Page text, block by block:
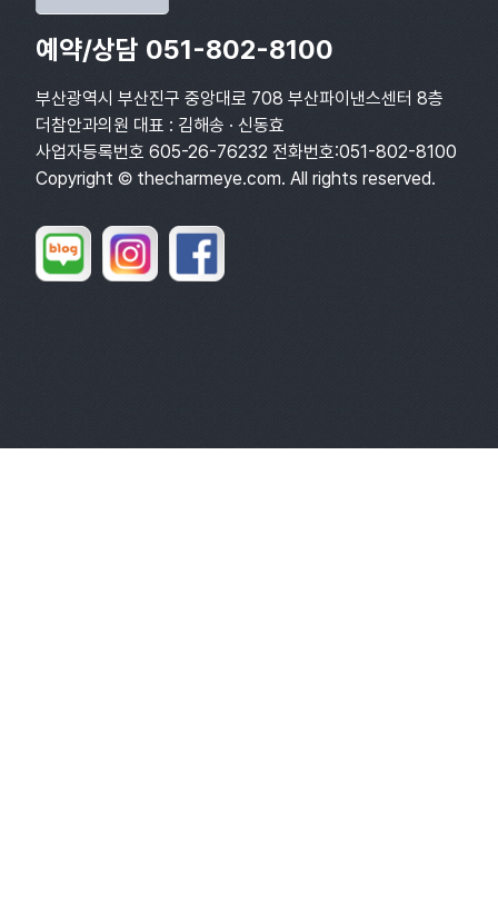
예약/상담 051-802-8100
부산광역시 부산진구 중앙대로 708 부산파이낸스센터 8층
더참안과의원 대표 : 김해송 · 신동효
사업자등록번호 605-26-76232 전화번호:051-802-8100
Copyright © thecharmeye.com. All rights reserved.